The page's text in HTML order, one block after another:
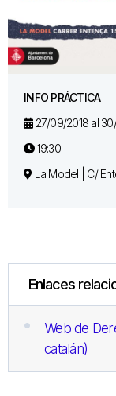
INFO PRÁCTICA
27/09/2018 al
19:30
La Model | C/
Enlaces
Web de
catalán)